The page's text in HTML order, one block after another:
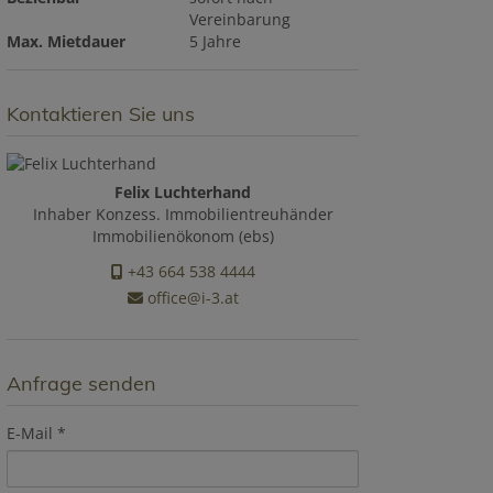
Vereinbarung
Max. Mietdauer
5 Jahre
Kontaktieren Sie uns
Felix Luchterhand
Inhaber Konzess. Immobilientreuhänder
Immobilienökonom (ebs)
+43 664 538 4444
office@i-3.at
Anfrage senden
E-Mail